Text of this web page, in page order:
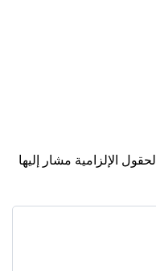
الحقول الإلزامية مشار إليها